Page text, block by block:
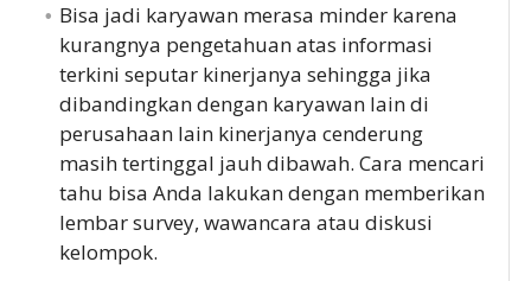
Bisa jadi karyawan merasa minder karena
kurangnya pengetahuan atas informasi
terkini seputar kinerjanya sehingga jika
dibandingkan dengan karyawan lain di
perusahaan lain kinerjanya cenderung
masih tertinggal jauh dibawah. Cara mencari
tahu bisa Anda lakukan dengan memberikan
lembar survey, wawancara atau diskusi
kelompok.